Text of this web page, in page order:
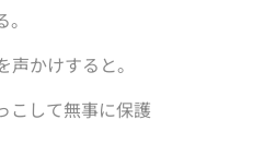
かけすると。
こして無事に保護